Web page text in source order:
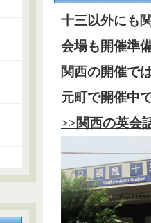
十三以外にも
会場も開催準
関西の開催で
元町で開催中
>>関西の英会